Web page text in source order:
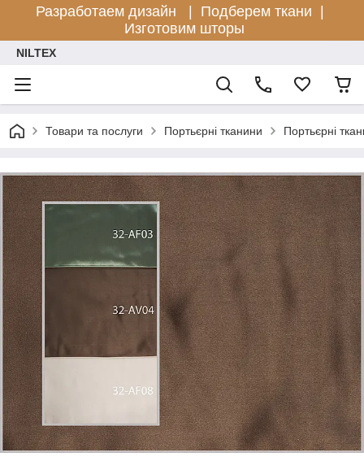
Разработаем дизайн |
Подберем ткани |
Изготовим шторы
NILTEX
Товари та послуги Портьєрні тканини Портьєрні